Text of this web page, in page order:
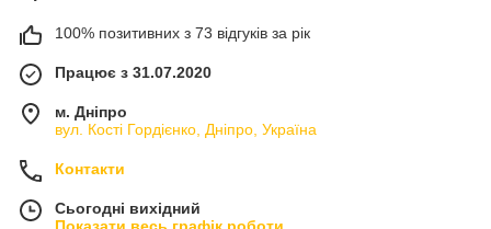
100% позитивних з 73 відгуків за рік
Працює з 31.07.2020
м. Дніпро
вул. Кості Гордієнко, Дніпро, Україна
Контакти
Сьогодні вихідний